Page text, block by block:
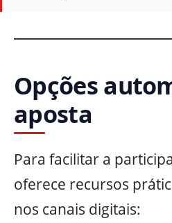
Opções
aposta
Para facilitar a
oferece recursos
nos canais digitais: